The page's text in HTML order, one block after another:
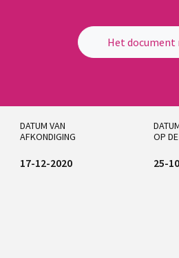
Het document
DATUM VAN
AFKONDIGING
17-12-2020
OP
25-